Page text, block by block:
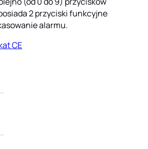
2 przyciski funkcyjne
alarmu.
CE